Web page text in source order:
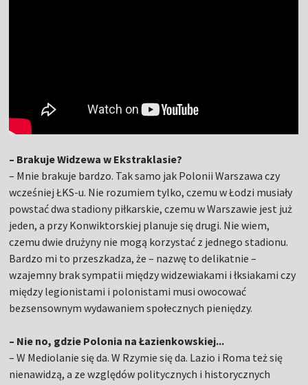
– Brakuje Widzewa w Ekstraklasie?
– Mnie brakuje bardzo. Tak samo jak Polonii Warszawa czy
wcześniej ŁKS-u. Nie rozumiem tylko, czemu w Łodzi musiały
powstać dwa stadiony piłkarskie, czemu w Warszawie jest już
jeden, a przy Konwiktorskiej planuje się drugi. Nie wiem,
czemu dwie drużyny nie mogą korzystać z jednego stadionu.
Bardzo mi to przeszkadza, że – nazwę to delikatnie –
wzajemny brak sympatii między widzewiakami i łksiakami czy
między legionistami i polonistami musi owocować
bezsensownym wydawaniem społecznych pieniędzy.
– Nie no, gdzie Polonia na Łazienkowskiej...
– W Mediolanie się da. W Rzymie się da. Lazio i Roma też się
nienawidzą, a ze względów politycznych i historycznych